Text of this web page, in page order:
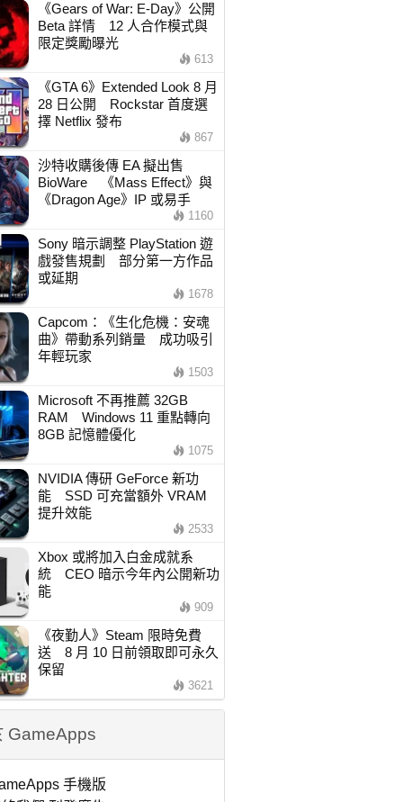
《Gears of War: E-Day》公開
Beta 詳情 12 人合作模式與
限定獎勵曝光
613
《GTA 6》Extended Look 8 月
28 日公開 Rockstar 首度選
擇 Netflix 發布
867
沙特收購後傳 EA 擬出售
BioWare 《Mass Effect》與
《Dragon Age》IP 或易手
1160
Sony 暗示調整 PlayStation 遊
戲發售規劃 部分第一方作品
或延期
1678
Capcom：《生化危機：安魂
曲》帶動系列銷量 成功吸引
年輕玩家
1503
Microsoft 不再推薦 32GB
RAM Windows 11 重點轉向
8GB 記憶體優化
1075
NVIDIA 傳研 GeForce 新功
能 SSD 可充當額外 VRAM
提升效能
2533
Xbox 或將加入白金成就系
統 CEO 暗示今年內公開新功
能
909
《夜勤人》Steam 限時免費
送 8 月 10 日前領取即可永久
保留
3621
GameApps
手機版